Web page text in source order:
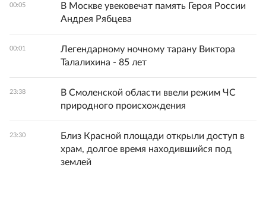
00:05
В Москве увековечат память Героя России
Андрея Рябцева
00:01
Легендарному ночному тарану Виктора
Талалихина - 85 лет
23:38
В Смоленской области ввели режим ЧС
природного происхождения
23:30
Близ Красной площади открыли доступ в
храм, долгое время находившийся под
землей